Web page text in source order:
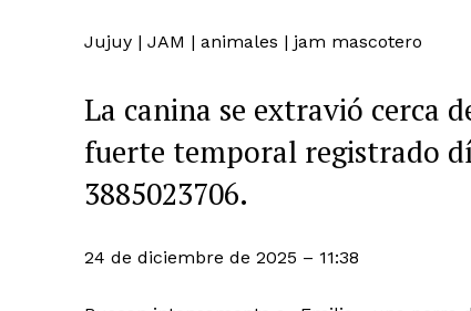
Jujuy | JAM | animales | jam mascotero
La canina se extravió cerca
fuerte temporal registrado
3885023706.
24 de diciembre de 2025 – 11:38